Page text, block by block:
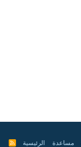
مساعدة الرئيسية
R